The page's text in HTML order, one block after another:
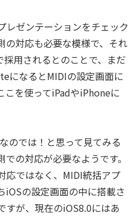
レゼンテーションをチェック
の対応も必要な模様で、それ
用されるとのことで、まだ
になるとMIDIの設定画面に
を使ってiPadやiPhoneに
のでは！と思って見てみる
の対応が必要なようです。
応ではなく、MIDI統括アプ
iOSの設定画面の中に搭載さ
すが、現在のiOS8.0にはあ